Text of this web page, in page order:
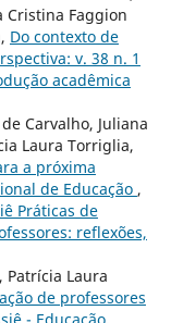
Cristina Faggion
Do contexto de
v. 38 n. 1
acadêmica
Carvalho, Juliana
Laura Torriglia,
a próxima
de Educação ,
Práticas de
reflexões,
Patrícia Laura
de professores